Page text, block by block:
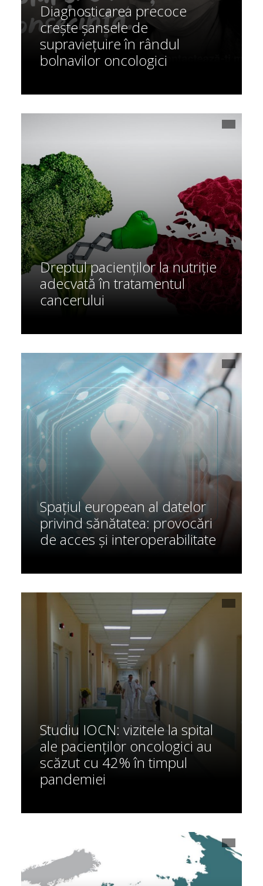
Diagnosticarea precoce
crește șansele de
supraviețuire în rândul
bolnavilor oncologici
Dreptul pacienților la nutriție
adecvată în tratamentul
cancerului
Spațiul european al datelor
privind sănătatea: provocări
de acces și interoperabilitate
Studiu IOCN: vizitele la spital
ale pacienților oncologici au
scăzut cu 42% în timpul
pandemiei